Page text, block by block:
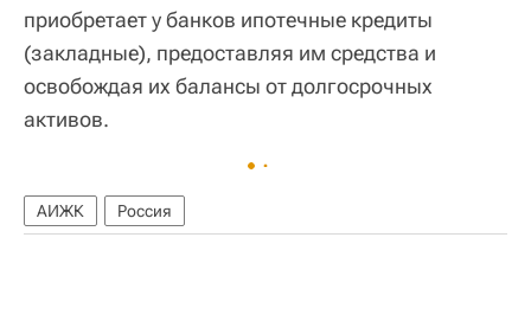
приобретает у банков ипотечные кредиты
(закладные), предоставляя им средства и
освобождая их балансы от долгосрочных
активов.
АИЖК Россия